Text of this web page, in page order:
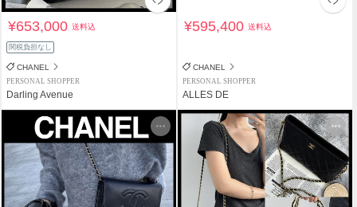
¥653,000送料込
関税負担なし
CHANEL
PERSONAL SHOPPER
Darling Avenue
¥595,400送料込
CHANEL
PERSONAL SHOPPER
ALLES DE